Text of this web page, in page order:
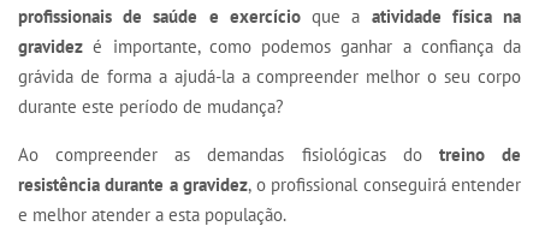
profissionais de saúde e exercícioque a atividade física na
gravidez é importante, como podemos ganhar a confiança da
grávida de forma a ajudá-la a compreender melhor o seu corpo
durante este período de mudança?
Ao compreender as demandas fisiológicas dotreino de
resistência durante a gravidez, o profissional conseguirá entender
e melhor atender a esta população.